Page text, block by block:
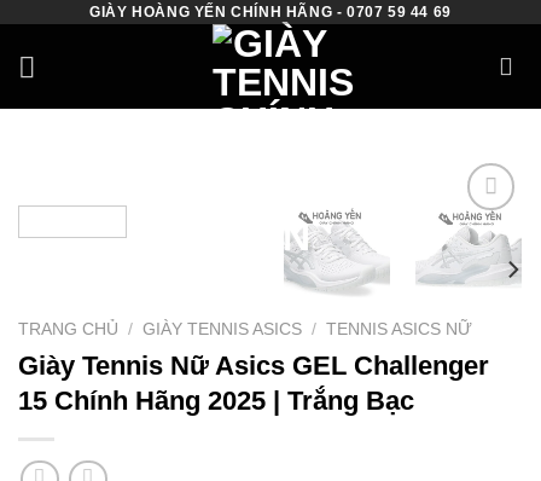
content
GIÀY HOÀNG YẾN CHÍNH HÃNG - 0707 59 44 69
Add to
TRANG CHỦ / GIÀY TENNIS ASICS / TENNIS ASICS NỮ
Giày Tennis Nữ Asics GEL Challenger
15 Chính Hãng 2025 | Trắng Bạc